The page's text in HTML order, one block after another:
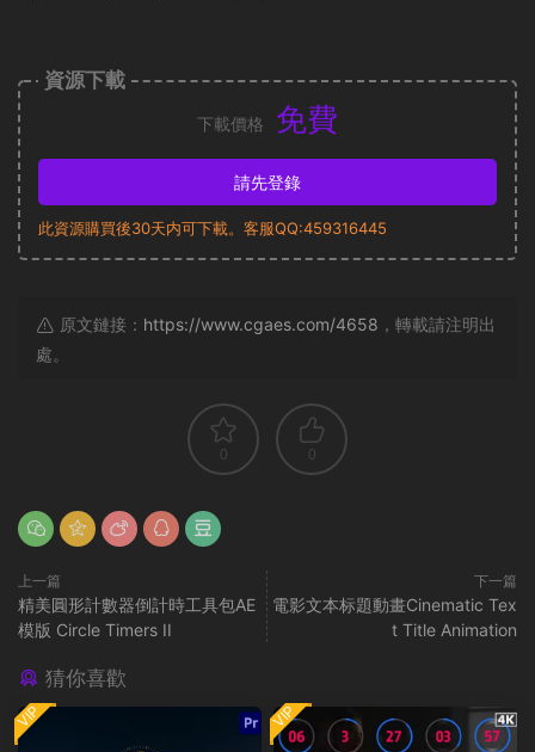
資源下載
下載價格 免費
請先登錄
此資源購買後30天内可下載。客服QQ:459316445
原文鏈接： https://www.cgaes.com/4658 ，轉載請注明出
處。
0 0
上一篇
精美圓形計數器倒計時工具包AE
模版 Circle Timers II
下一篇
電影文本标題動畫Cinematic Tex
t Title Animation
猜你喜歡
VIP VIP